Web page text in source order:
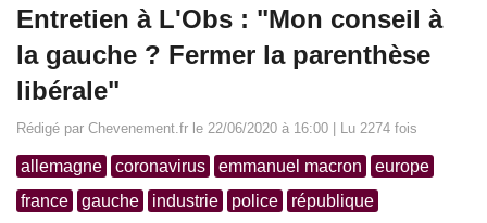
Entretien à L'Obs : "Mon conseil à
la gauche ? Fermer la parenthèse
libérale"
Rédigé par Chevenement.fr le 22/06/2020 à 16:00 | Lu 2274 fois
allemagne coronavirus emmanuel macron
europe
france
gauche industrie police république